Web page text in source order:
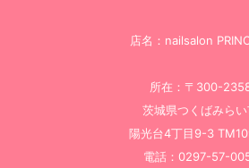
店名：nailsalon
所在：〒300-
茨城県つくばみら
陽光台4丁目9-3
電話：0297-57-